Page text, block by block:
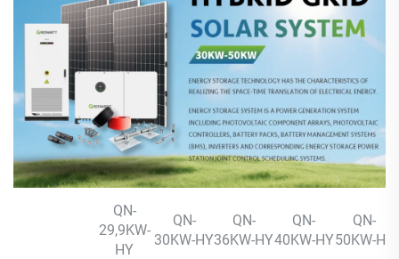
QN-
29,9KW-
HY
QN-
30KW-HY
QN-
36KW-HY
QN-
40KW-HY
QN-
50KW-HY